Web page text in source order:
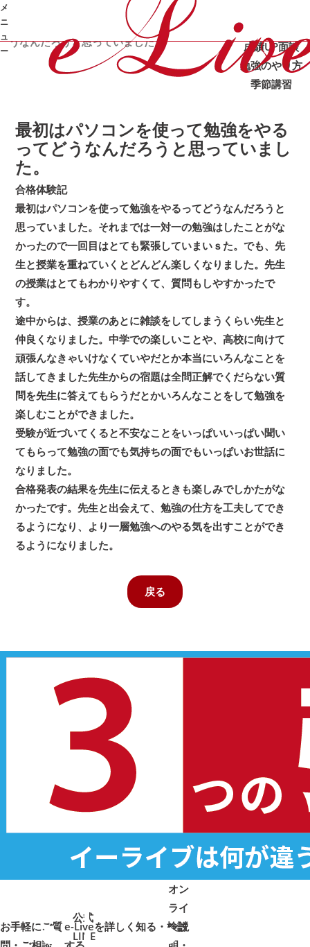
メ
ニ
ュ
ー
/ 体験記 / 合格体験記
最初はパソコンを使って勉強をやるってど
うなんだろうと思っていました。
成績UP面談
勉強のやり方
季節講習
最初はパソコンを使って勉強をやる
ってどうなんだろうと思っていまし
た。
合格体験記
最初はパソコンを使って勉強をやるってどうなんだろうと
思っていました。それまでは一対一の勉強はしたことがな
かったので一回目はとても緊張していまいｓた。でも、先
生と授業を重ねていくとどんどん楽しくなりました。先生
の授業はとてもわかりやすくて、質問もしやすかったで
す。
途中からは、授業のあとに雑談をしてしまうくらい先生と
仲良くなりました。中学での楽しいことや、高校に向けて
頑張んなきゃいけなくていやだとか本当にいろんなことを
話してきました先生からの宿題は全問正解でくだらない質
問を先生に答えてもらうだとかいろんなことをして勉強を
楽しむことができました。
受験が近づいてくると不安なことをいっぱいいっぱい聞い
てもらって勉強の面でも気持ちの面でもいっぱいお世話に
なりました。
合格発表の結果を先生に伝えるときも楽しみでしかたがな
かったです。先生と出会えて、勉強の仕方を工夫してでき
るようになり、より一層勉強へのやる気を出すことができ
るようになりました。
戻る
公式
LINE
お手軽にご質
オン
ライ
ン説
e-Liveを詳しく知る・検討